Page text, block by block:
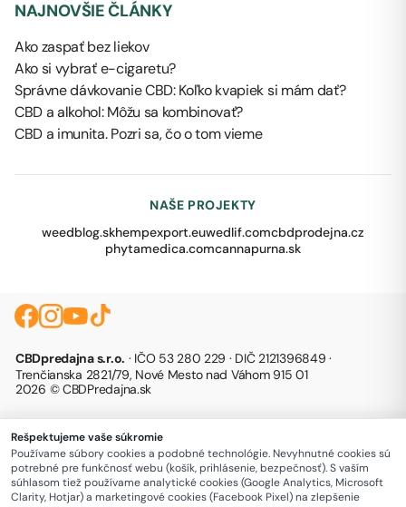
NAJNOVŠIE ČLÁNKY
Ako zaspať bez liekov
Ako si vybrať e-cigaretu?
Správne dávkovanie CBD: Koľko kvapiek si mám dať?
CBD a alkohol: Môžu sa kombinovať?
CBD a imunita. Pozri sa, čo o tom vieme
NAŠE PROJEKTY
weedblog.skhempexport.euwedlif.comcbdprodejna.cz
phytamedica.comcannapurna.sk
CBDpredajna s.r.o. · IČO 53 280 229 · DIČ 2121396849 ·
Trenčianska 2821/79, Nové Mesto nad Váhom 915 01
2026 © CBDPredajna.sk
Rešpektujeme vaše súkromie
Používame súbory cookies a podobné technológie. Nevyhnutné cookies sú
potrebné pre funkčnosť webu (košík, prihlásenie, bezpečnosť). S vaším
súhlasom tiež používame analytické cookies (Google Analytics, Microsoft
Clarity, Hotjar) a marketingové cookies (Facebook Pixel) na zlepšenie